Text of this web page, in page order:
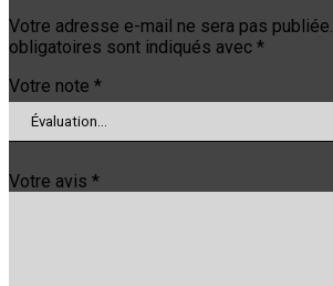
Votre adresse e-mail ne sera pas publiée.
obligatoires sont indiqués avec *
Votre note *
Votre avis *